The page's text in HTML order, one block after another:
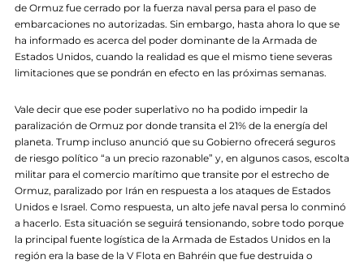
de Ormuz fue cerrado por la fuerza naval persa para el paso de
embarcaciones no autorizadas. Sin embargo, hasta ahora lo que se
ha informado es acerca del poder dominante de la Armada de
Estados Unidos, cuando la realidad es que el mismo tiene severas
limitaciones que se pondrán en efecto en las próximas semanas.
Vale decir que ese poder superlativo no ha podido impedir la
paralización de Ormuz por donde transita el 21% de la energía del
planeta. Trump incluso anunció que su Gobierno ofrecerá seguros
de riesgo político “a un precio razonable” y, en algunos casos, escolta
militar para el comercio marítimo que transite por el estrecho de
Ormuz, paralizado por Irán en respuesta a los ataques de Estados
Unidos e Israel. Como respuesta, un alto jefe naval persa lo conminó
a hacerlo. Esta situación se seguirá tensionando, sobre todo porque
la principal fuente logística de la Armada de Estados Unidos en la
región era la base de la V Flota en Bahréin que fue destruida o